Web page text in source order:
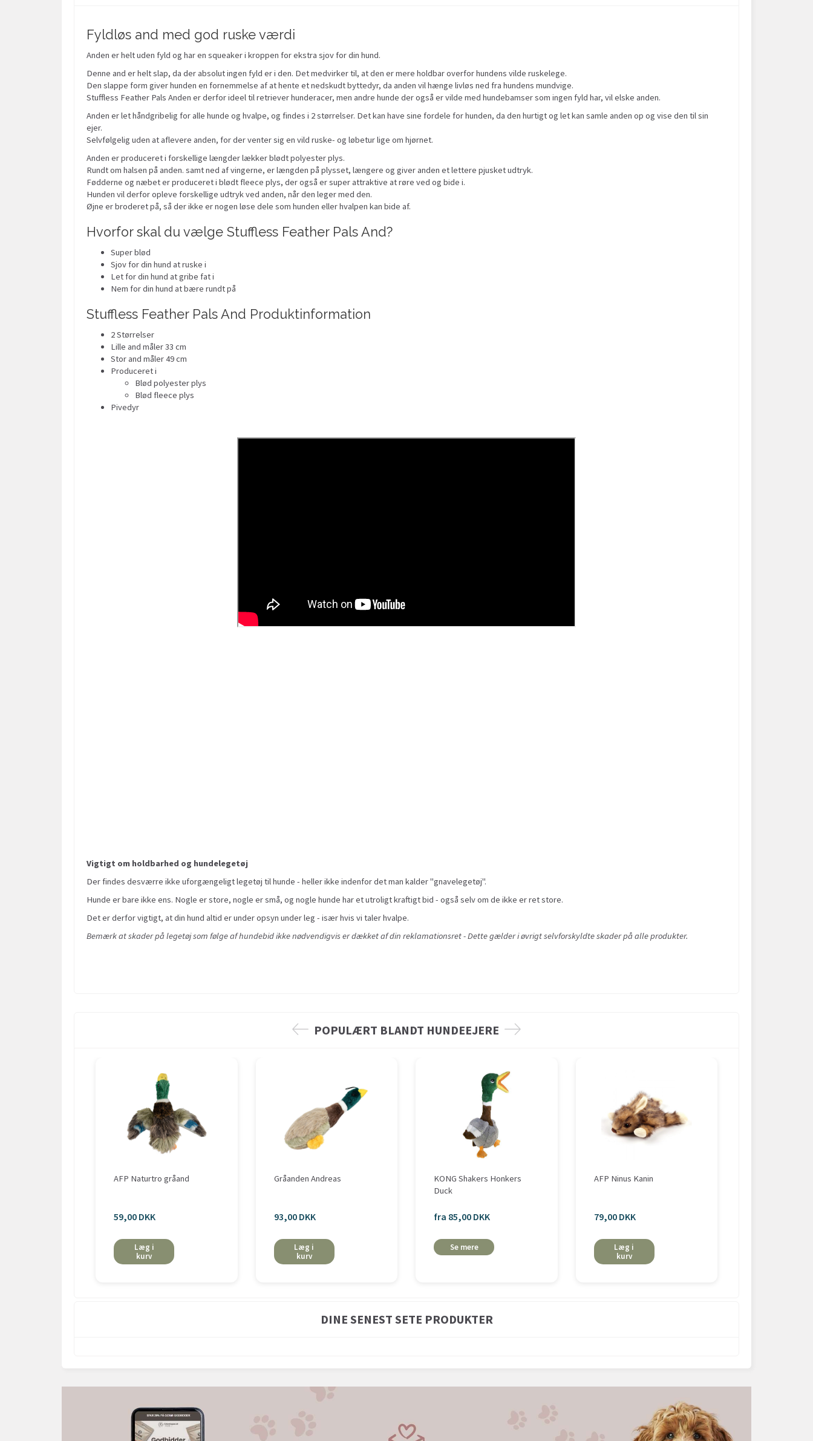
Fyldløs and med god ruske værdi
Anden er helt uden fyld og har en squeaker i kroppen for ekstra sjov for din hund.
Denne and er helt slap, da der absolut ingen fyld er i den. Det medvirker til, at den er mere holdbar overfor hundens vilde ruskelege.
Den slappe form giver hunden en fornemmelse af at hente et nedskudt byttedyr, da anden vil hænge livløs ned fra hundens mundvige.
Stuffless Feather Pals Anden er derfor ideel til retriever hunderacer, men andre hunde der også er vilde med hundebamser som ingen fyld har, vil elske anden.
Anden er let håndgribelig for alle hunde og hvalpe, og findes i 2 størrelser. Det kan have sine fordele for hunden, da den hurtigt og let kan samle anden op og vise den til sin
ejer.
Selvfølgelig uden at aflevere anden, for der venter sig en vild ruske- og løbetur lige om hjørnet.
Anden er produceret i forskellige længder lækker blødt polyester plys.
Rundt om halsen på anden. samt ned af vingerne, er længden på plysset, længere og giver anden et lettere pjusket udtryk.
Fødderne og næbet er produceret i blødt fleece plys, der også er super attraktive at røre ved og bide i.
Hunden vil derfor opleve forskellige udtryk ved anden, når den leger med den.
Øjne er broderet på, så der ikke er nogen løse dele som hunden eller hvalpen kan bide af.
Hvorfor skal du vælge Stuffless Feather Pals And?
Super blød
Sjov for din hund at ruske i
Let for din hund at gribe fat i
Nem for din hund at bære rundt på
Stuffless Feather Pals And Produktinformation
2 Størrelser
Lille and måler 33 cm
Stor and måler 49 cm
Produceret i
Blød polyester plys
Blød fleece plys
Pivedyr
Vigtigt om holdbarhed og hundelegetøj
Der findes desværre ikke uforgængeligt legetøj til hunde - heller ikke indenfor det man kalder "gnavelegetøj".
Hunde er bare ikke ens. Nogle er store, nogle er små, og nogle hunde har et utroligt kraftigt bid - også selv om de ikke er ret store.
Det er derfor vigtigt, at din hund altid er under opsyn under leg - især hvis vi taler hvalpe.
Bemærk at skader på legetøj som følge af hundebid ikke nødvendigvis er dækket af din reklamationsret - Dette gælder i øvrigt selvforskyldte skader på alle produkter.
POPULÆRT BLANDT HUNDEEJERE
AFP Naturtro gråand
59,00 DKK
Læg i
kurv
Gråanden Andreas
93,00 DKK
Læg i
kurv
KONG Shakers Honkers
Duck
fra 85,00 DKK
Se mere
AFP Ninus Kanin
79,00 DKK
Læg i
kurv
DINE SENEST SETE PRODUKTER